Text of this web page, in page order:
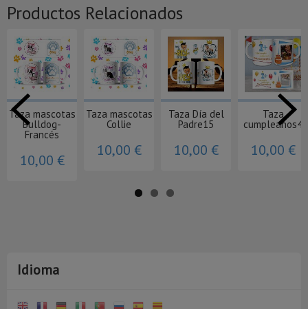
Idioma
Productos Relacionados
Taza mascotas
Bulldog-
Francés
10,00 €
Taza mascotas
Collie
10,00 €
Taza Día del
Padre15
10,00 €
Taza
cumpleaños4
10,00 €